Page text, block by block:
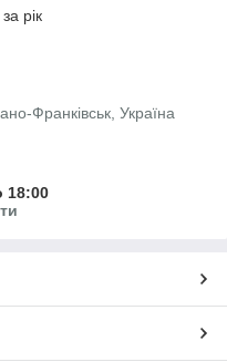
рік
Франківськ, Україна
18:00